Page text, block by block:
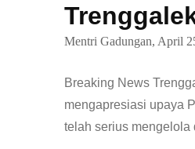
Mentri Gadungan, April
Breaking News
mengapresiasi upaya
telah serius